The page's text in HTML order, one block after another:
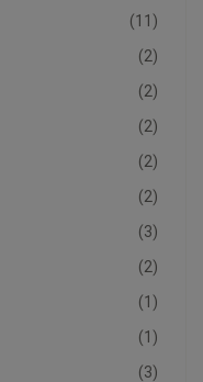
(11)
(2)
(2)
(2)
(2)
(2)
(3)
(2)
(1)
(1)
(3)